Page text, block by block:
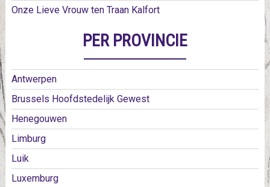
Onze Lieve Vrouw ten Traan Kalfort
PER PROVINCIE
Antwerpen
Brussels Hoofdstedelijk Gewest
Henegouwen
Limburg
Luik
Luxemburg